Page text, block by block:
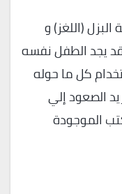
(اللغز) و
يجد الطفل نفسه
كل ما حوله
الصعود إلي
الموجودة